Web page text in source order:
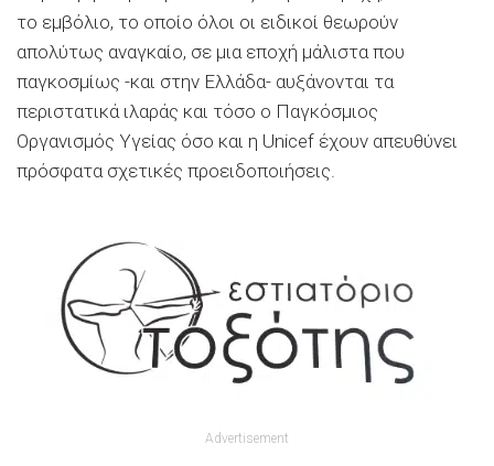
το εμβόλιο, το οποίο όλοι οι ειδικοί θεωρούν
απολύτως αναγκαίο, σε μια εποχή μάλιστα που
παγκοσμίως -και στην Ελλάδα- αυξάνονται τα
περιστατικά ιλαράς και τόσο ο Παγκόσμιος
Οργανισμός Υγείας όσο και η Unicef έχουν απευθύνει
πρόσφατα σχετικές προειδοποιήσεις.
Advertisement